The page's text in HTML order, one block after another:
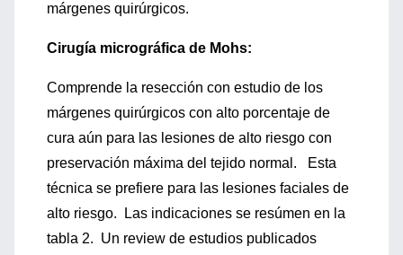
márgenes quirúrgicos.
Cirugía micrográfica de Mohs:
Comprende la resección con estudio de los
márgenes quirúrgicos con alto porcentaje de
cura aún para las lesiones de alto riesgo con
preservación máxima del tejido normal. Esta
técnica se prefiere para las lesiones faciales de
alto riesgo. Las indicaciones se resúmen en la
tabla 2. Un review de estudios publicados